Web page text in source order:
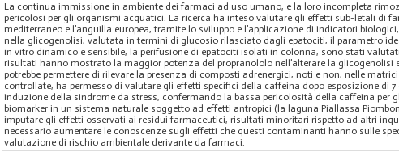
La continua immissione in ambiente dei farmaci ad uso umano, e la loro incompleta
pericolosi per gli organismi acquatici. La ricerca ha inteso valutare gli effetti sub-letali di
mediterraneo e l’anguilla europea, tramite lo sviluppo e l’applicazione di indicatori
nella glicogenolisi, valutata in termini di glucosio rilasciato dagli epatociti, il parametro
in vitro dinamico e sensibile, la perifusione di epatociti isolati in colonna, sono stati
risultati hanno mostrato la maggior potenza del propranololo nell’alterare la
potrebbe permettere di rilevare la presenza di composti adrenergici, noti e non, nelle
controllate, ha permesso di valutare gli effetti specifici della caffeina dopo esposizione
induzione della sindrome da stress, confermando la bassa pericolosità della caffeina per
biomarker in un sistema naturale soggetto ad effetti antropici (la laguna Piallassa
imputare gli effetti osservati ai residui farmaceutici, risultati minoritari rispetto ad altri
necessario aumentare le conoscenze sugli effetti che questi contaminanti hanno sulle
valutazione di rischio ambientale derivante da farmaci.